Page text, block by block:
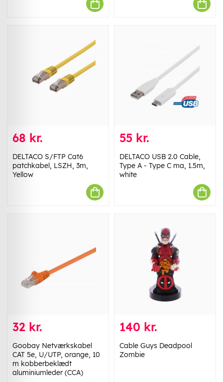
68 kr.
DELTACO S/FTP Cat6
patchkabel, LSZH, 3m,
Yellow
55 kr.
DELTACO USB 2.0 Cable,
Type A - Type C ma, 1.5m,
white
32 kr.
Goobay Netværkskabel
CAT 5e, U/UTP, orange, 10
m kobberbeklædt
aluminiumleder (CCA)
140 kr.
Cable Guys Deadpool
Zombie